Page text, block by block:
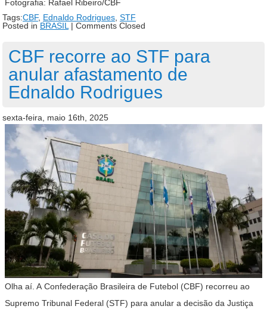
Fotografia: Rafael Ribeiro/CBF
Tags:CBF, Ednaldo Rodrigues STF
Posted in BRASIL | Comments Closed
CBF recorre ao STF para
anular afastamento de
Ednaldo Rodrigues
sexta-feira, maio 16th, 2025
Olha aí. A Confederação Brasileira de Futebol (CBF) recorreu ao
Supremo Tribunal Federal (STF) para anular a decisão da Justiça